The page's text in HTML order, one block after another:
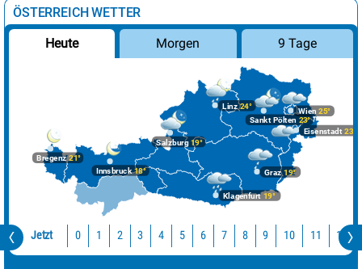
ÖSTERREICH WETTER
Heute Morgen 9 Tage
Bregenz21°
Graz19°
Innsbruck18°
Klagenfurt 19°
Linz24°
Salzburg19°
Wien 25°
Eisenstadt 23°
Sankt Pölten 23°
Jetzt 0 1 2 3 4 5 6 7 8 9 10 11 12